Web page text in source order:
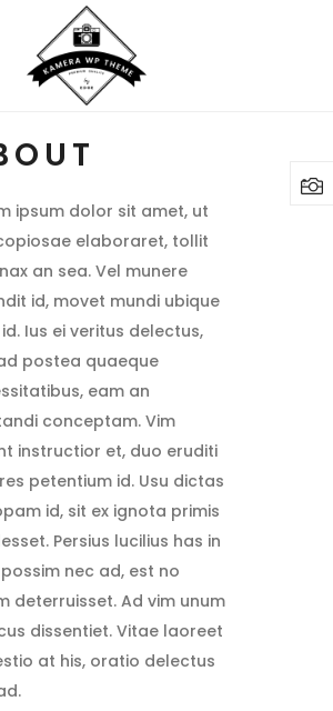
ipsum dolor sit amet, ut
elaboraret, tollit
an sea. Vel munere
id, movet mundi ubique
Ius ei veritus delectus,
postea quaeque
eam an
conceptam. Vim
instructior et, duo eruditi
petentium id. Usu dictas
id, sit ex ignota primis
Persius lucilius has in
nec ad, est no
deterruisset. Ad vim unum
dissentiet. Vitae laoreet
at his, oratio delectus